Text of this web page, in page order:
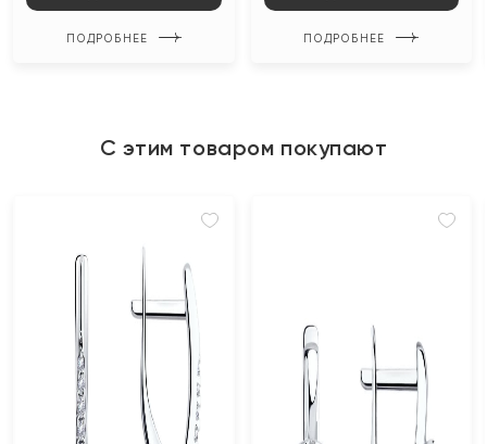
ПОДРОБНЕЕ ПОДРОБНЕЕ
С этим товаром покупают